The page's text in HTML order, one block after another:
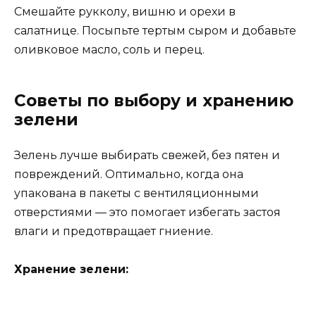
Смешайте рукколу, вишню и орехи в
салатнице. Посыпьте тертым сыром и добавьте
оливковое масло, соль и перец.
Советы по выбору и хранению
зелени
Зелень лучше выбирать свежей, без пятен и
повреждений. Оптимально, когда она
упакована в пакеты с вентиляционными
отверстиями — это помогает избегать застоя
влаги и предотвращает гниение.
Хранение зелени: